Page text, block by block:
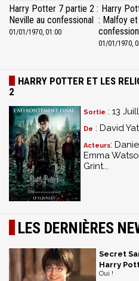
Harry Potter 7 partie 2 :
Neville au confessional
01/01/1970, 01:00
Harry
: Malfoy
01/01/1970,
HARRY POTTER ET LES
2
Sortie : 13
De : David
Acteurs:
Emma
Grint...
LES DERNIÈRES
Secret
Harry
Oui !